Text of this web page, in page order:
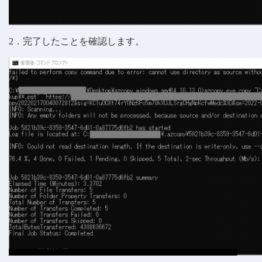
2．完了したことを確認します。